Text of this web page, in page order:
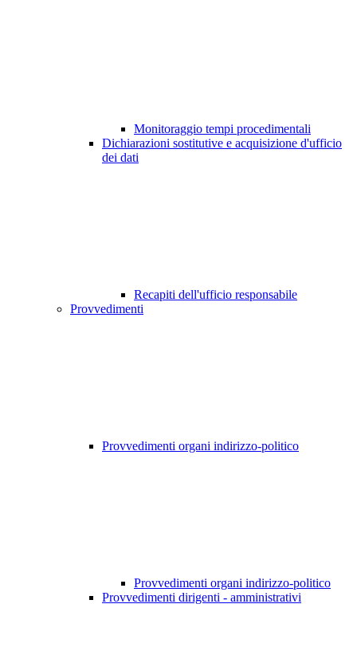
Monitoraggio tempi procedimentali
Dichiarazioni sostitutive e acquisizione d'ufficio
dei dati
Recapiti dell'ufficio responsabile
Provvedimenti
Provvedimenti organi indirizzo-politico
Provvedimenti organi indirizzo-politico
Provvedimenti dirigenti - amministrativi